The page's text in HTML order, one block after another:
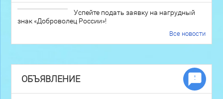
Успейте подать заявку на нагрудный
знак «Доброволец России»!
Все новости
ОБЪЯВЛЕНИЕ